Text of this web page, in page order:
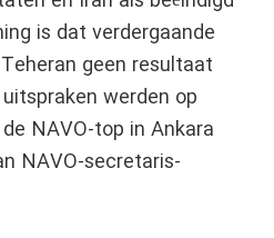
is dat verdergaande
geen resultaat
werden op
NAVO-top in Ankara
NAVO-secretaris-